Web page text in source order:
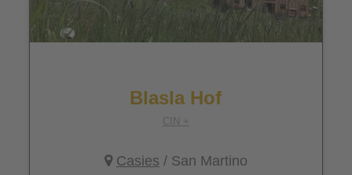
Blasla Hof
CIN +
Casies / San Martino